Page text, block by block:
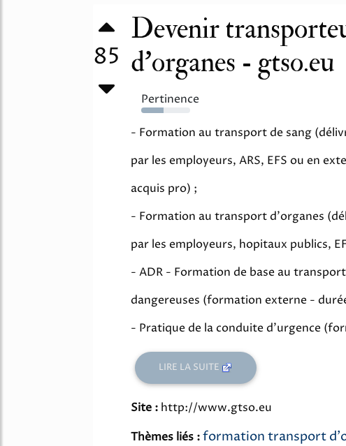
85
Devenir
d'organes - gtso.eu
Pertinence
45%
- Formation au transport de sang
par les employeurs, ARS, EFS ou en
acquis pro) ;
- Formation au transport d'organes
par les employeurs, hopitaux publics,
- ADR - Formation de base au
dangereuses (formation externe -
- Pratique de la conduite d'urgence
LIRE LA SUITE
Site : http://www.gtso.eu
Thèmes liés :formation transport